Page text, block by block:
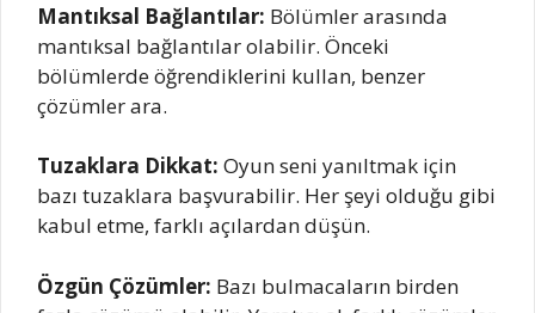
Mantıksal Bağlantılar: Bölümler arasında
mantıksal bağlantılar olabilir. Önceki
bölümlerde öğrendiklerini kullan, benzer
çözümler ara.
Tuzaklara Dikkat: Oyun seni yanıltmak için
bazı tuzaklara başvurabilir. Her şeyi olduğu gibi
kabul etme, farklı açılardan düşün.
Özgün Çözümler: Bazı bulmacaların birden